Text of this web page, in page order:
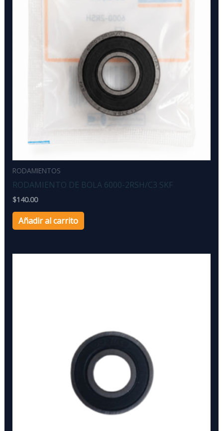
RODAMIENTOS
RODAMIENTO DE BOLA 6000-2RSH/C3 SKF
$140.00
Añadir al carrito